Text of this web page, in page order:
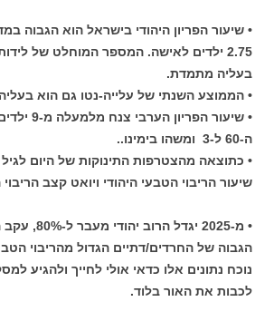
• שיעור הפריון היהודי בישראל הוא הגבוה
2.75 ילדים לאישה. המספר המוחלט של
בעליה מתמדת.
• הממוצע השנתי של עלייה-נטו גם הוא
• שיעור
ה-60 ל-3 ומשהו בימינו..
• כתוצאה מהצטרפות התינוקות של היום לגיל
שיעור הריבוי הטבעי היהודי ויואט קצב
• מ-2025 יגדל
הגבוה של החרדים/דתיים הגדול מהריבוי
נוכח נתונים אלו כדאי אולי לחייך ולהגיע
לכבות את האור בלוד.